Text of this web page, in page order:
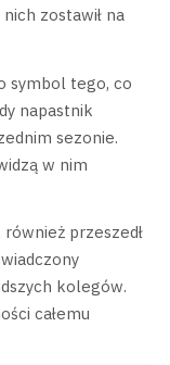
zostawił na
symbol tego, co
napastnik
sezonie.
w nim
przeszedł
kolegów.
całemu